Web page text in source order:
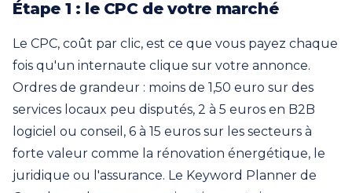
Étape 1 : le CPC de votre marché
Le CPC, coût par clic, est ce que vous payez chaque
fois qu'un internaute clique sur votre annonce.
Ordres de grandeur : moins de 1,50 euro sur des
services locaux peu disputés, 2 à 5 euros en B2B
logiciel ou conseil, 6 à 15 euros sur les secteurs à
forte valeur comme la rénovation énergétique, le
juridique ou l'assurance. Le Keyword Planner de